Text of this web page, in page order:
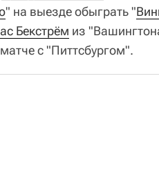
" на выезде обыграть "
Бекстрём из
с "Питтсбургом".